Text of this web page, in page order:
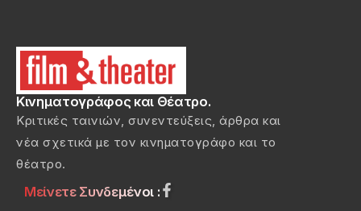
Κινηματογράφος και Θέατρο.
Κριτικές ταινιών, συνεντεύξεις, άρθρα και
νέα σχετικά με τον κινηματογράφο και το
θέατρο.
Μείνετε Συνδεμένοι :